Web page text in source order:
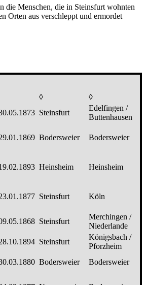
die Menschen, die in Steinsfurt wohnten
Orten aus verschleppt und ermordet
◊ ◊
Steinsfurt
Edelfingen /
Buttenhausen
Bodersweier Bodersweier
Heinsheim Heinsheim
Steinsfurt Köln
Steinsfurt
Merchingen /
Niederlande
Steinsfurt
Königsbach /
Pforzheim
Bodersweier Bodersweier